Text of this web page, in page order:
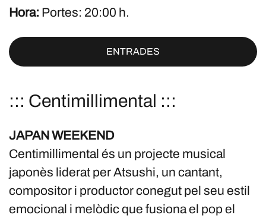
Hora: Portes: 20:00 h.
ENTRADES
::: Centimillimental :::
JAPAN WEEKEND
Centimillimental és un projecte musical
japonès liderat per Atsushi, un cantant,
compositor i productor conegut pel seu estil
emocional i melòdic que fusiona el pop el